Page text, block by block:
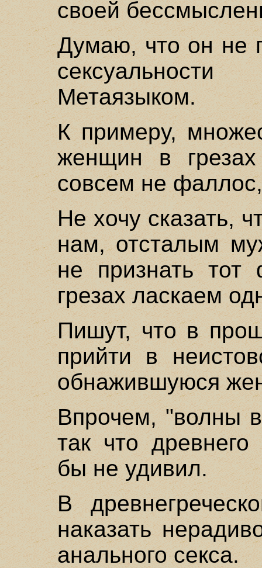
своей
Думаю, что он не
Метаязыком.
К примеру,
женщин в грезах
совсем не
Не хочу сказать,
нам, отсталым
не признать
грезах ласкаем
Пишут, что в
прийти в
обнажившуюся
Впрочем, "волны
так что
бы не удивил.
В
наказать
анального секса.